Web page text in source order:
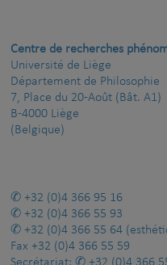
Centre de recherches
Université de Liège
Département de Philosophie
7, Place du 20-Août (Bât. A1)
B-4000 Liège
(Belgique)
+32 (0)4 366 95 16
+32 (0)4 366 55 93
+32 (0)4 366 55 64
Fax +32 (0)4 366 55 59